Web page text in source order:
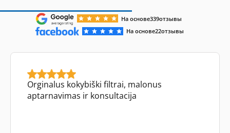
На основе339отзывы
На основе22отзывы
Orginalus kokybiški filtrai, malonus
aptarnavimas ir konsultacija